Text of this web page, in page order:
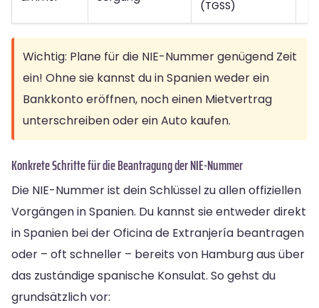
(TGSS)
Wichtig: Plane für die NIE-Nummer genügend Zeit
ein! Ohne sie kannst du in Spanien weder ein
Bankkonto eröffnen, noch einen Mietvertrag
unterschreiben oder ein Auto kaufen.
Konkrete Schritte für die Beantragung der NIE-Nummer
Die NIE-Nummer ist dein Schlüssel zu allen offiziellen
Vorgängen in Spanien. Du kannst sie entweder direkt
in Spanien bei der Oficina de Extranjería beantragen
oder – oft schneller – bereits von Hamburg aus über
das zuständige spanische Konsulat. So gehst du
grundsätzlich vor: